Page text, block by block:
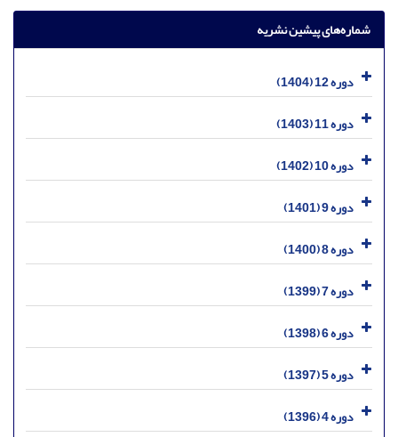
شماره‌های پیشین نشریه
دوره 12 (1404)
دوره 11 (1403)
دوره 10 (1402)
دوره 9 (1401)
دوره 8 (1400)
دوره 7 (1399)
دوره 6 (1398)
دوره 5 (1397)
دوره 4 (1396)